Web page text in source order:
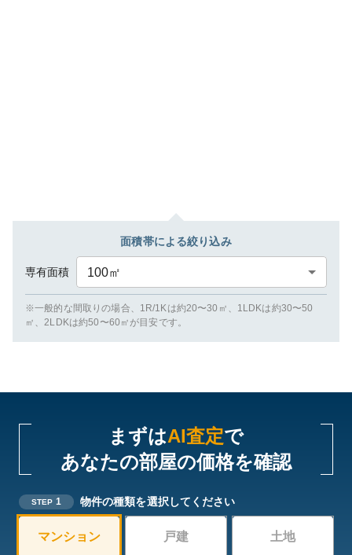
面積帯による絞り込み
専有面積 100㎡
※一般的な間取りの場合、1R/1Kは約20〜30㎡、1LDKは約30〜50
㎡、2LDKは約50〜60㎡が目安です。
まずはAI査定で
あなたの部屋の価格を確認
STEP 1 物件の種類を選択してください
マンション 戸建 土地